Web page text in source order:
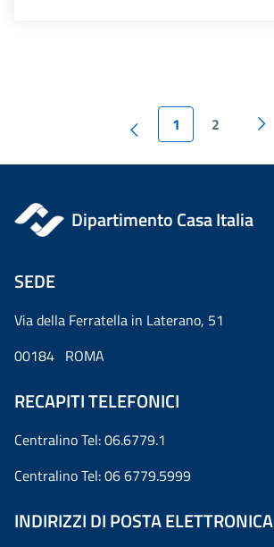
1 2
Dipartimento Casa Italia
SEDE
Via della Ferratella in Laterano, 51
00184 ROMA
RECAPITI TELEFONICI
Centralino Tel: 06.6779.1
Centralino Tel: 06 6779.5999
INDIRIZZI DI POSTA ELETTRONICA